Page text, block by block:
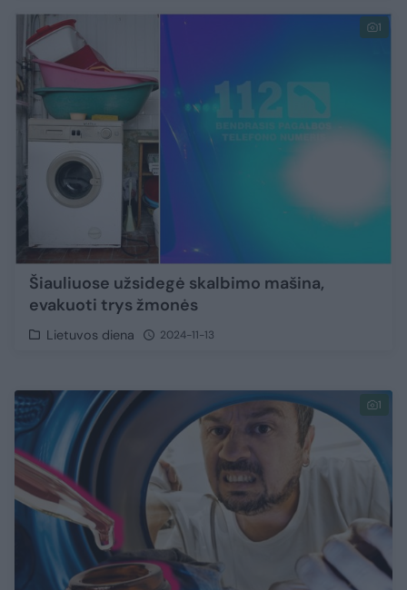
1
Šiauliuose užsidegė skalbimo mašina,
evakuoti trys žmonės
Lietuvos diena 2024-11-13
1